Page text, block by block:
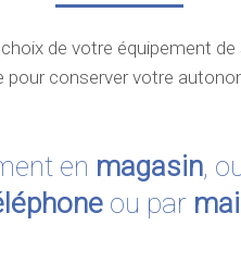
de votre équipement
conserver votre
en magasin,
ou par mail